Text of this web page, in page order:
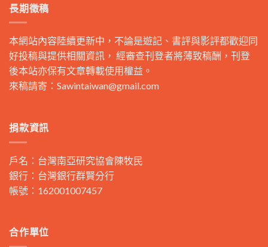
長期徵稿
本網站內容陸續更新中，不論是遊記、書評與影評都歡迎同
好投稿與提供相關資訊， 經審查刊登者將薄致稿酬，刊登
後本站亦保有文章轉載使用權益。
來稿請寄： Sawintaiwan@gmail.com
捐款資訊
戶名：台灣南亞研究協會陳牧民
銀行：台灣銀行群賢分行
帳號：162001007457
合作單位